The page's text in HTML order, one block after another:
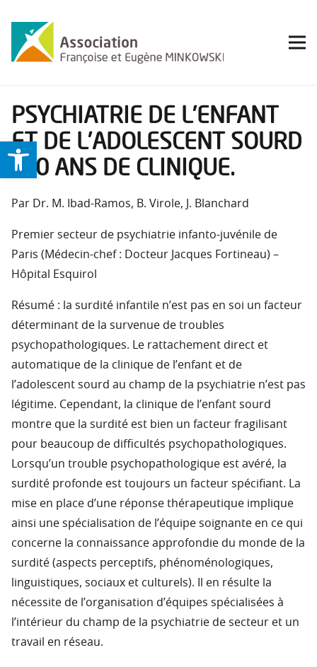
Ouvrir la barre d’outils
PSYCHIATRIE DE L’ENFANT
ET DE L’ADOLESCENT SOURD
: 20 ANS DE CLINIQUE.
Par Dr. M. Ibad-Ramos, B. Virole, J. Blanchard
Premier secteur de psychiatrie infanto-juvénile de
Paris (Médecin-chef : Docteur Jacques Fortineau) –
Hôpital Esquirol
Résumé : la surdité infantile n’est pas en soi un facteur
déterminant de la survenue de troubles
psychopathologiques. Le rattachement direct et
automatique de la clinique de l’enfant et de
l’adolescent sourd au champ de la psychiatrie n’est pas
légitime. Cependant, la clinique de l’enfant sourd
montre que la surdité est bien un facteur fragilisant
pour beaucoup de difficultés psychopathologiques.
Lorsqu’un trouble psychopathologique est avéré, la
surdité profonde est toujours un facteur spécifiant. La
mise en place d’une réponse thérapeutique implique
ainsi une spécialisation de l’équipe soignante en ce qui
concerne la connaissance approfondie du monde de la
surdité (aspects perceptifs, phénoménologiques,
linguistiques, sociaux et culturels). Il en résulte la
nécessite de l’organisation d’équipes spécialisées à
l’intérieur du champ de la psychiatrie de secteur et un
travail en réseau.